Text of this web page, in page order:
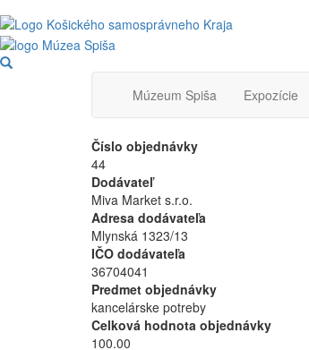
Skočiť
na
hlavný
Main
navigation
Múzeum Spiša Expozície
Číslo objednávky
44
Dodávateľ
Miva Market s.r.o.
Adresa dodávateľa
Mlynská 1323/13
IČO dodávateľa
36704041
Predmet objednávky
kancelárske potreby
Celková hodnota objednávky
100.00